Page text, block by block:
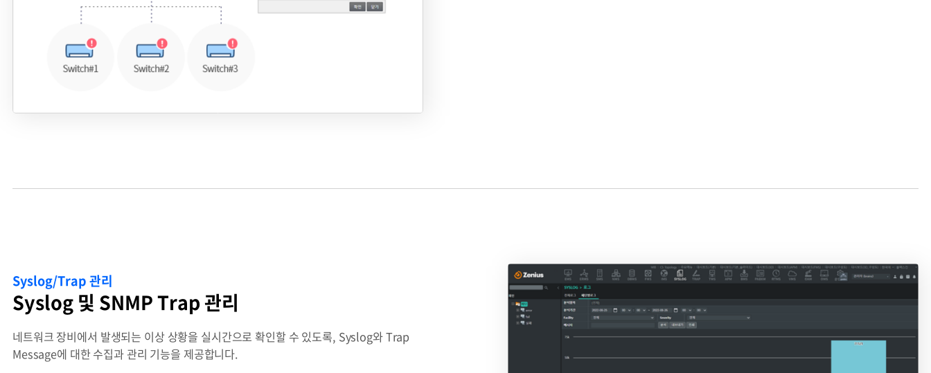
Syslog/Trap 관리
Syslog 및 SNMP Trap 관리
네트워크 장비에서 발생되는 이상 상황을 실시간으로 확인할 수 있도록, Syslog와 Trap
Message에 대한 수집과 관리 기능을 제공합니다.